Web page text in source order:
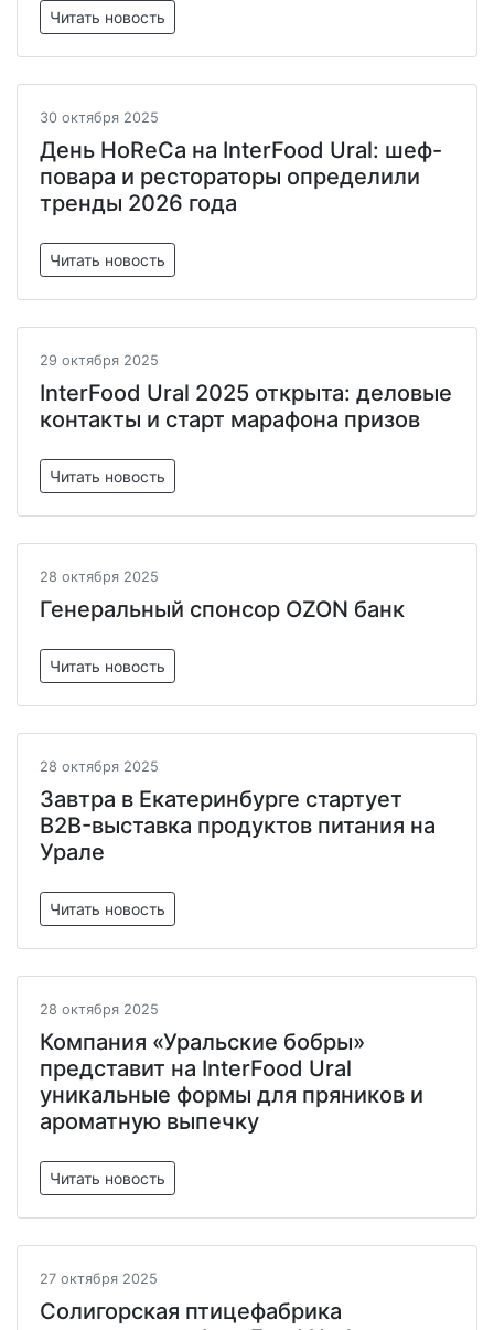
Читать новость
30 октября 2025
День HoReCa на InterFood Ural: шеф-
повара и рестораторы определили
тренды 2026 года
Читать новость
29 октября 2025
InterFood Ural 2025 открыта: деловые
контакты и старт марафона призов
Читать новость
28 октября 2025
Генеральный спонсор OZON банк
Читать новость
28 октября 2025
Завтра в Екатеринбурге стартует
B2B-выставка продуктов питания на
Урале
Читать новость
28 октября 2025
Компания «Уральские бобры»
представит на InterFood Ural
уникальные формы для пряников и
ароматную выпечку
Читать новость
27 октября 2025
Солигорская птицефабрика